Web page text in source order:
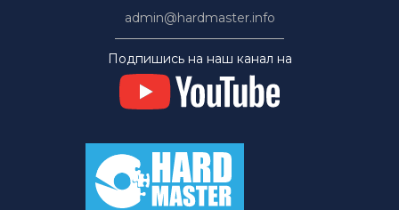
admin@hardmaster.info
Подпишись на наш канал на